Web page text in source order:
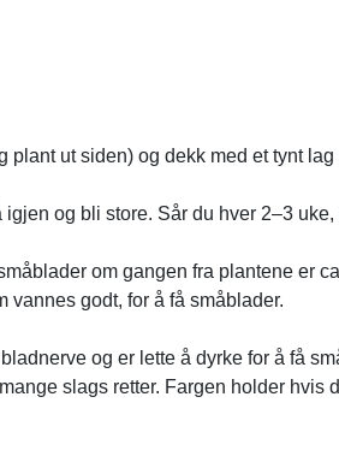
ut siden) og dekk med et tynt
og bli store. Sår du hver 2–3
om gangen fra plantene er
vannes godt, for å få småblader.
og er lette å dyrke for å få
slags retter. Fargen holder hvis